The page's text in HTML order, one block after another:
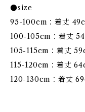
●size
95-100cm：着丈
100-105cm：着丈
105-115cm：着丈
115-120cm：着丈
120-130cm：着丈